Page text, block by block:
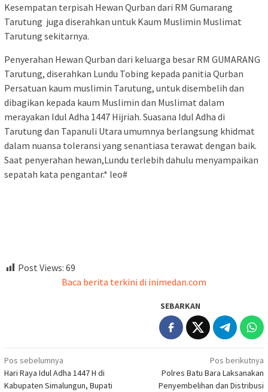
Kesempatan terpisah Hewan Qurban dari RM Gumarang
Tarutung juga diserahkan untuk Kaum Muslimin Muslimat
Tarutung sekitarnya.
Penyerahan Hewan Qurban dari keluarga besar RM GUMARANG
Tarutung, diserahkan Lundu Tobing kepada panitia Qurban
Persatuan kaum muslimin Tarutung, untuk disembelih dan
dibagikan kepada kaum Muslimin dan Muslimat dalam
merayakan Idul Adha 1447 Hijriah. Suasana Idul Adha di
Tarutung dan Tapanuli Utara umumnya berlangsung khidmat
dalam nuansa toleransi yang senantiasa terawat dengan baik.
Saat penyerahan hewan,Lundu terlebih dahulu menyampaikan
sepatah kata pengantar.* leo#
Post Views: 69
Baca berita terkini di inimedan.com
SEBARKAN
Navigasi
pos
Pos sebelumnya
Hari Raya Idul Adha 1447 H di
Kabupaten Simalungun, Bupati
Pos berikutnya
Polres Batu Bara Laksanakan
Penyembelihan dan Distribusi